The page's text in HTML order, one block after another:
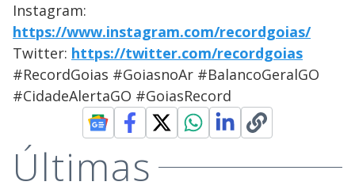
Instagram:
https://www.instagram.com/recordgoias/
Twitter: https://twitter.com/recordgoias
#RecordGoias #GoiasnoAr #BalancoGeralGO
#CidadeAlertaGO #GoiasRecord
Últimas